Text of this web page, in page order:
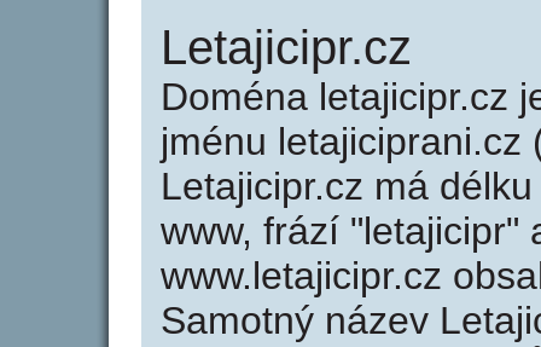
Letajicipr.cz
Doména letajicipr.cz
jménu letajiciprani.cz
Letajicipr.cz má
www, frází "letajicipr"
www.letajicipr.cz
Samotný název